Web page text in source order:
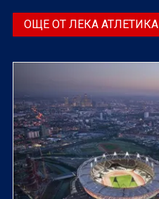
ОЩЕ ОТ ЛЕКА АТЛЕТИКА